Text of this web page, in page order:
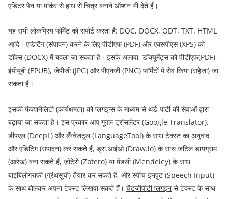
एडिटर पेन या मार्कर से हाथ से चित्र बनाने ऑप्शन भी देते हैं।
यह सभी लोकप्रिय फॉर्मेट को सपोर्ट करता है: DOC, DOCX, ODT, TXT, HTML
आदि। एडिटिंग (संपादन) करने के लिए पीडीएफ (PDF) और एक्सपीएस (XPS) को
डॉक्स (DOCX) में बदला जा सकता है। इसके अलावा, डॉक्यूमेंट्स को पीडीएफ(PDF),
ईपीयूबी (EPUB), जेपीजी (JPG) और पीएनजी (PNG) फॉर्मेटों में सेव किया (सहेजा) जा
सकता है।
इसकी फंक्शनैलिटी (कार्यक्षमता) को प्लगइन्स के माध्यम से थर्ड-पार्टी की सेवाओं द्वारा
बढ़ाया जा सकता है। इस प्रकार आप गूगल ट्रांसलेटर (Google Translator),
डीपएल (DeepL) और लैंग्वेजटूल (LanguageTool) के साथ टेक्स्ट का अनुवाद
और एडिटिंग (संपादन) कर सकते हैं, ड्रा.आईओ (Draw.io) के साथ जटिल डायग्राम
(आरेख) बना सकते हैं, ज़ोटेरो (Zotero) या मेंडली (Mendeley) के साथ
बाइबिलोग्राफी (ग्रंथसूची) तैयार कर सकते हैं, और स्पीच इनपुट (Speech Input)
के साथ बोलकर अपना टेक्स्ट लिखवा सकते हैं। चैटजीपीटी प्लगइन से टेक्स्ट के साथ